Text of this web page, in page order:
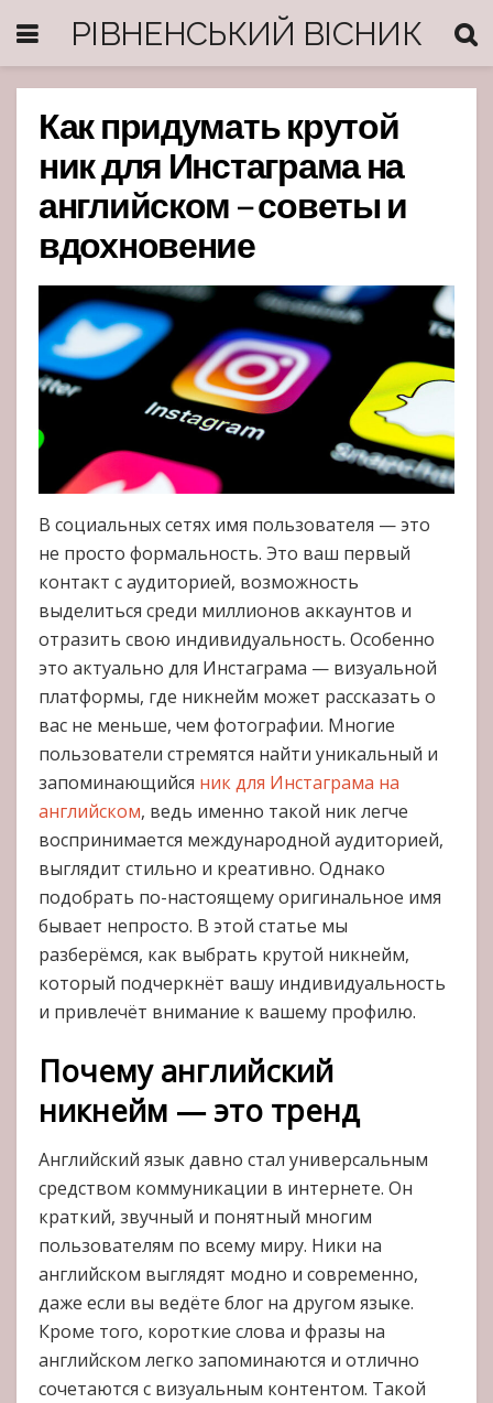
РІВНЕНСЬКИЙ ВІСНИК
Как придумать крутой
ник для Инстаграма на
английском – советы и
вдохновение
В социальных сетях имя пользователя — это
не просто формальность. Это ваш первый
контакт с аудиторией, возможность
выделиться среди миллионов аккаунтов и
отразить свою индивидуальность. Особенно
это актуально для Инстаграма — визуальной
платформы, где никнейм может рассказать о
вас не меньше, чем фотографии. Многие
пользователи стремятся найти уникальный и
запоминающийся ник для Инстаграма на
английском, ведь именно такой ник легче
воспринимается международной аудиторией,
выглядит стильно и креативно. Однако
подобрать по-настоящему оригинальное имя
бывает непросто. В этой статье мы
разберёмся, как выбрать крутой никнейм,
который подчеркнёт вашу индивидуальность
и привлечёт внимание к вашему профилю.
Почему английский
никнейм — это тренд
Английский язык давно стал универсальным
средством коммуникации в интернете. Он
краткий, звучный и понятный многим
пользователям по всему миру. Ники на
английском выглядят модно и современно,
даже если вы ведёте блог на другом языке.
Кроме того, короткие слова и фразы на
английском легко запоминаются и отлично
сочетаются с визуальным контентом. Такой